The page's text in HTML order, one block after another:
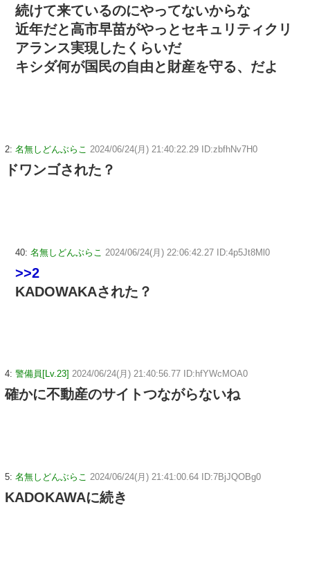
続けて来ているのにやってないからな
近年だと高市早苗がやっとセキュリティクリ
アランス実現したくらいだ
キシダ何が国民の自由と財産を守る、だよ
2: 名無しどんぶらこ 2024/06/24(月) 21:40:22.29 ID:zbfhNv7H0
ドワンゴされた？
40: 名無しどんぶらこ 2024/06/24(月) 22:06:42.27 ID:4p5Jt8Ml0
>>2
KADOWAKAされた？
4: 警備員[Lv.23] 2024/06/24(月) 21:40:56.77 ID:hfYWcMOA0
確かに不動産のサイトつながらないね
5: 名無しどんぶらこ 2024/06/24(月) 21:41:00.64 ID:7BjJQOBg0
KADOKAWAに続き